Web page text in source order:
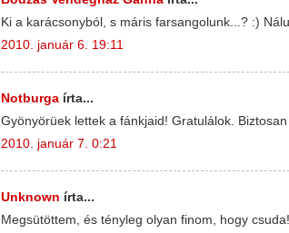
Ki a karácsonyból, s máris farsangolunk...? :)
2010. január 6. 19:11
Notburga írta...
Gyönyörüek lettek a fánkjaid! Gratulálok.
2010. január 7. 0:21
Unknown írta...
Megsütöttem, és tényleg olyan finom, hogy